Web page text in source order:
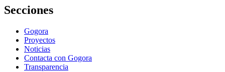
Secciones
Gogora
Proyectos
Noticias
Contacta con Gogora
Transparencia